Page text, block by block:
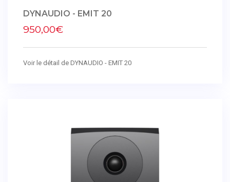
DYNAUDIO - EMIT 20
950,00€
Voir le détail de DYNAUDIO - EMIT 20